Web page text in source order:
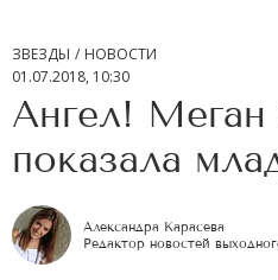
ЗВЕЗДЫ
НОВОСТИ
01.07.2018, 10:30
Ангел!
показала
Александра Карасева
Редактор новостей